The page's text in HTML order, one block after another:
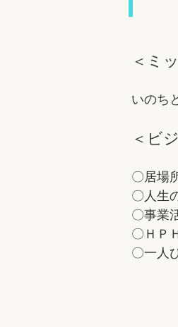
＜ミ
いのち
＜ビ
〇居場
〇人生
〇事業
〇ＨＰ
〇一人